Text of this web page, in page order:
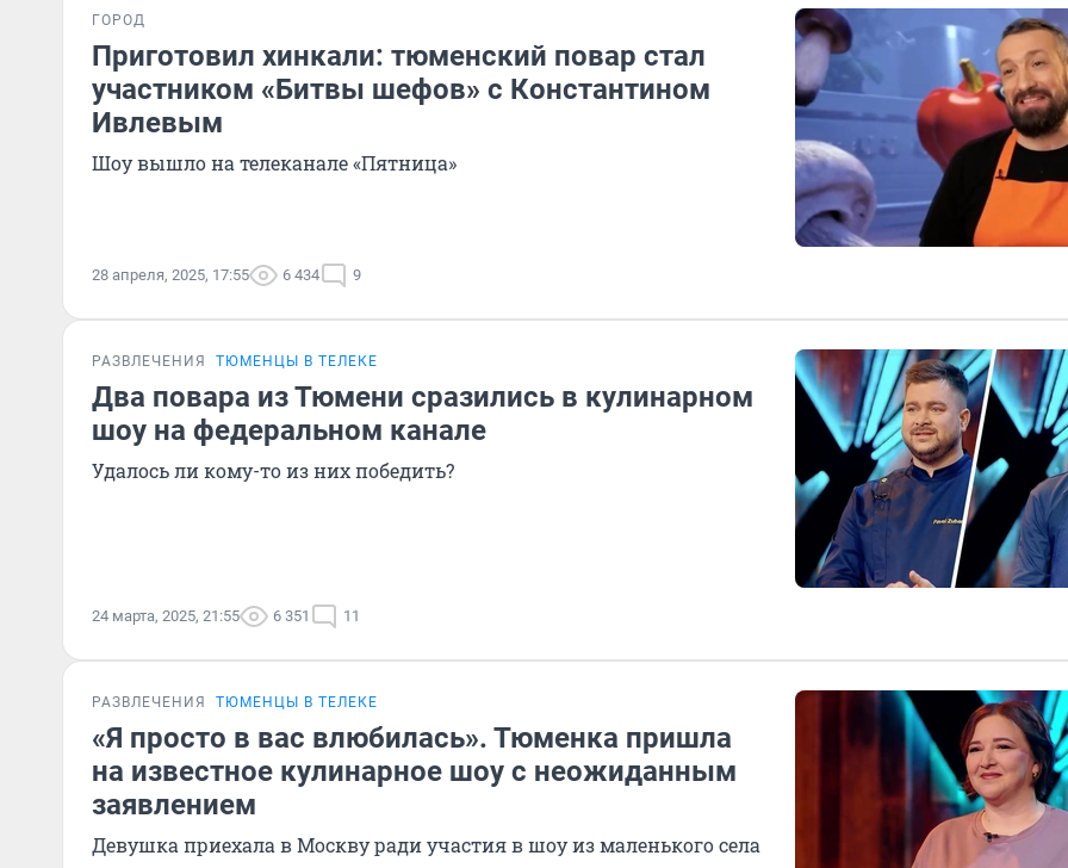
ГОРОД
Приготовил хинкали: тюменский повар стал
участником «Битвы шефов» с Константином
Ивлевым
Шоу вышло на телеканале «Пятница»
28 апреля, 2025, 17:55 6 434 9
РАЗВЛЕЧЕНИЯ ТЮМЕНЦЫ В ТЕЛЕКЕ
Два повара из Тюмени сразились в кулинарном
шоу на федеральном канале
Удалось ли кому-то из них победить?
24 марта, 2025, 21:55 6 351 11
РАЗВЛЕЧЕНИЯ ТЮМЕНЦЫ В ТЕЛЕКЕ
«Я просто в вас влюбилась». Тюменка пришла
на известное кулинарное шоу с неожиданным
заявлением
Девушка приехала в Москву ради участия в шоу из маленького села